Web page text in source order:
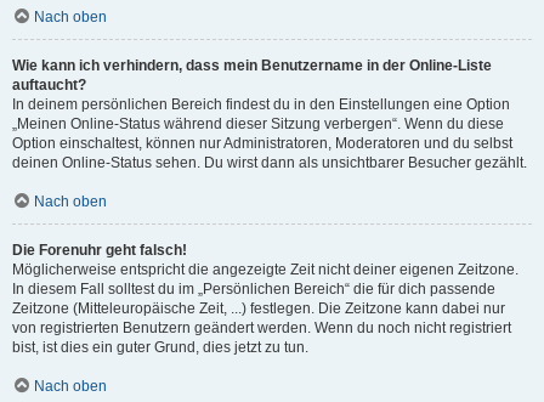
Nach oben
Wie kann ich verhindern, dass mein Benutzername in der Online-Liste
auftaucht?
In deinem persönlichen Bereich findest du in den Einstellungen eine Option
„Meinen Online-Status während dieser Sitzung verbergen“. Wenn du diese
Option einschaltest, können nur Administratoren, Moderatoren und du selbst
deinen Online-Status sehen. Du wirst dann als unsichtbarer Besucher gezählt.
Nach oben
Die Forenuhr geht falsch!
Möglicherweise entspricht die angezeigte Zeit nicht deiner eigenen Zeitzone.
In diesem Fall solltest du im „Persönlichen Bereich“ die für dich passende
Zeitzone (Mitteleuropäische Zeit, ...) festlegen. Die Zeitzone kann dabei nur
von registrierten Benutzern geändert werden. Wenn du noch nicht registriert
bist, ist dies ein guter Grund, dies jetzt zu tun.
Nach oben